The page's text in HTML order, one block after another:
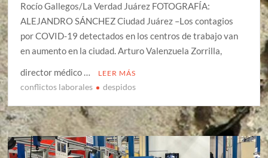
Rocío Gallegos/La Verdad Juárez FOTOGRAFÍA:
ALEJANDRO SÁNCHEZ Ciudad Juárez –Los contagios
por COVID-19 detectados en los centros de trabajo van
en aumento en la ciudad. Arturo Valenzuela Zorrilla,
director médico …
LEER MÁS
conflictos laborales despidos